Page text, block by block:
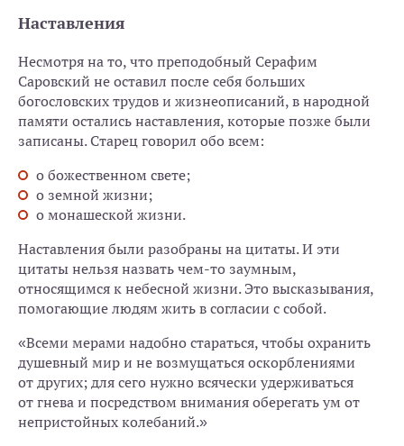
Наставления
Несмотря на то, что преподобный Серафим
Саровский не оставил после себя больших
богословских трудов и жизнеописаний, в народной
памяти остались наставления, которые позже были
записаны. Старец говорил обо всем:
о божественном свете;
о земной жизни;
о монашеской жизни.
Наставления были разобраны на цитаты. И эти
цитаты нельзя назвать чем-то заумным,
относящимся к небесной жизни. Это высказывания,
помогающие людям жить в согласии с собой.
«Всеми мерами надобно стараться, чтобы охранить
душевный мир и не возмущаться оскорблениями
от других; для сего нужно всячески удерживаться
от гнева и посредством внимания оберегать ум от
непристойных колебаний.»